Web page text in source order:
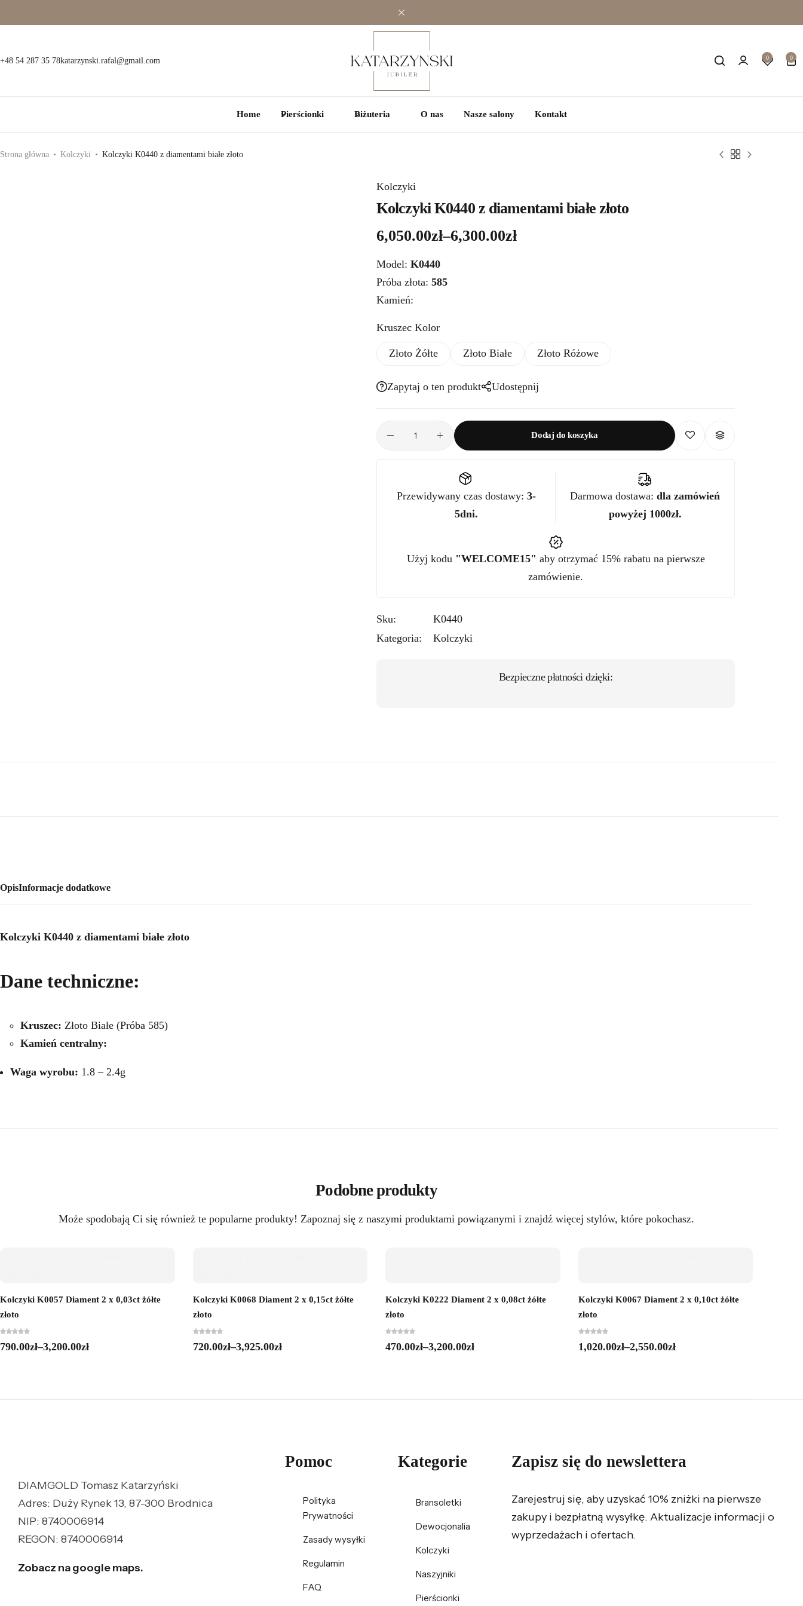
+48 54 287 35 78katarzynski.rafal@gmail.com 0 0
Home Pierścionki Biżuteria O nas Nasze salony Kontakt
Strona główna Kolczyki Kolczyki K0440 z diamentami białe złoto
Kolczyki
Kolczyki K0440 z diamentami białe złoto
6,050.00zł–6,300.00zł
Model: K0440
Próba złota: 585
Kamień:
Kruszec Kolor
Złoto Żółte Złoto Białe Złoto Różowe
Zapytaj o ten produkt Udostępnij
Dodaj do koszyka
Przewidywany czas dostawy: 3-
5dni.
Darmowa dostawa: dla zamówień
powyżej 1000zł.
Użyj kodu "WELCOME15" aby otrzymać 15% rabatu na pierwsze
zamówienie.
Sku:
K0440
Kategoria:
Kolczyki
Bezpieczne płatności dzięki:
OpisInformacje dodatkowe
Kolczyki K0440 z diamentami białe złoto
Dane techniczne:
Kruszec: Złoto Białe (Próba 585)
Kamień centralny:
Waga wyrobu: 1.8 – 2.4g
Podobne produkty
Może spodobają Ci się również te popularne produkty! Zapoznaj się z naszymi produktami powiązanymi i znajdź więcej stylów, które pokochasz.
Kolczyki K0057 Diament 2 x 0,03ct żółte
złoto
790.00zł–3,200.00zł
Kolczyki K0068 Diament 2 x 0,15ct żółte
złoto
720.00zł–3,925.00zł
Kolczyki K0222 Diament 2 x 0,08ct żółte
złoto
470.00zł–3,200.00zł
Kolczyki K0067 Diament 2 x 0,10ct żółte
złoto
1,020.00zł–2,550.00zł
DIAMGOLD Tomasz Katarzyński
Adres: Duży Rynek 13, 87-300 Brodnica
NIP: 8740006914
REGON: 8740006914
Zobacz na google maps.
Pomoc
Polityka
Prywatności
Zasady wysyłki
Regulamin
FAQ
Kategorie
Bransoletki
Dewocjonalia
Kolczyki
Naszyjniki
Pierścionki
Zapisz się do newslettera
Zarejestruj się, aby uzyskać 10% zniżki na pierwsze
zakupy i bezpłatną wysyłkę. Aktualizacje informacji o
wyprzedażach i ofertach.